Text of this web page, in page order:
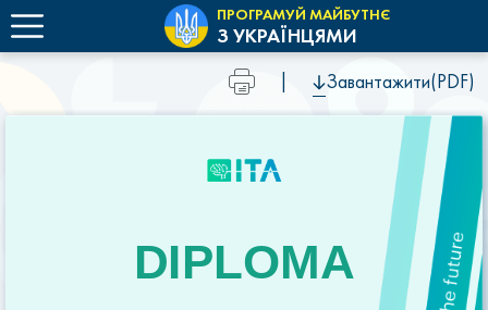
ПРОГРАМУЙ МАЙБУТНЄ
З УКРАЇНЦЯМИ
|
Завантажити(PDF)
DIPLOMA